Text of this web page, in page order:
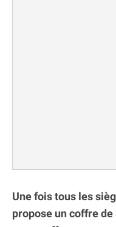
Une fois tous les
propose un coffre